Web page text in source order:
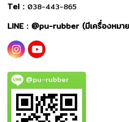
Tel : 038-443-865
LINE : @pu-rubber (มีเครื่องหมา
@pu-rubber